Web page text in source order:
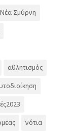
Νέα Σμύρνη
αθλητισμός
νότια